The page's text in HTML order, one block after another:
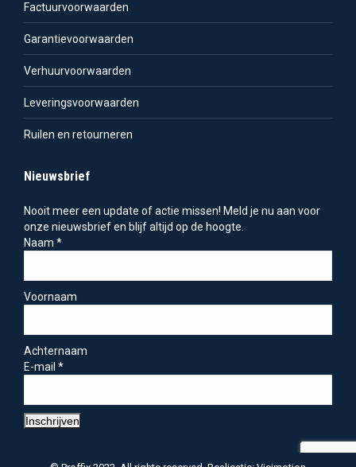
Factuurvoorwaarden
Garantievoorwaarden
Verhuurvoorwaarden
Leveringsvoorwaarden
Ruilen en retourneren
Nieuwsbrief
Nooit meer een update of actie missen! Meld je nu aan voor
onze nieuwsbrief en blijf altijd op de hoogte.
Naam *
Voornaam
Achternaam
E-mail *
Inschrijven